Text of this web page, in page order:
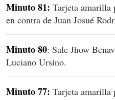
Minuto 81: Tarjeta amarilla
en contra de Juan Josué
Minuto 80: Sale Jhow
Luciano Ursino.
Minuto 77: Tarjeta amarilla